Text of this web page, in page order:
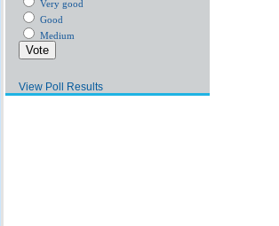
Very good
Good
Medium
View Poll Results